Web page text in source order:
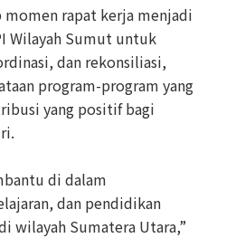
momen rapat kerja menjadi
Wilayah Sumut untuk
dan rekonsiliasi,
program-program yang
yang positif bagi
di dalam
dan pendidikan
wilayah Sumatera Utara,”